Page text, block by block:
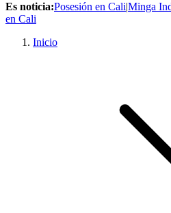
Es noticia:Posesión en Cali|Minga
en Cali
Inicio